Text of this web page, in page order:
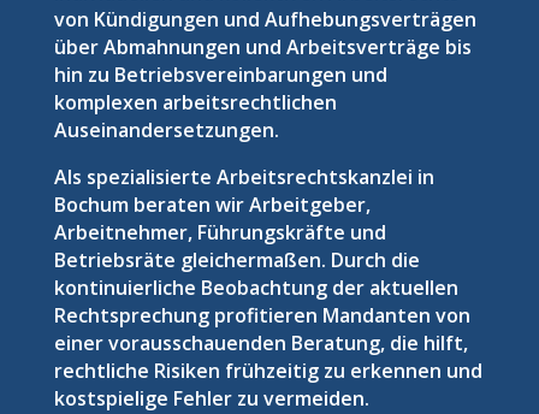
von Kündigungen und Aufhebungsverträgen
über Abmahnungen und Arbeitsverträge bis
hin zu Betriebsvereinbarungen und
komplexen arbeitsrechtlichen
Auseinandersetzungen.
Als spezialisierte Arbeitsrechtskanzlei in
Bochum beraten wir Arbeitgeber,
Arbeitnehmer, Führungskräfte und
Betriebsräte gleichermaßen. Durch die
kontinuierliche Beobachtung der aktuellen
Rechtsprechung profitieren Mandanten von
einer vorausschauenden Beratung, die hilft,
rechtliche Risiken frühzeitig zu erkennen und
kostspielige Fehler zu vermeiden.